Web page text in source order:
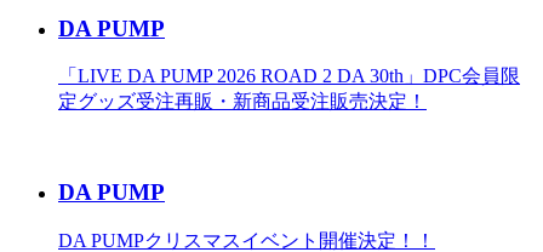
DA PUMP
「LIVE DA PUMP 2026 ROAD 2 DA 30th」DPC会員限
定グッズ受注再販・新商品受注販売決定！
DA PUMP
DA PUMPクリスマスイベント開催決定！！